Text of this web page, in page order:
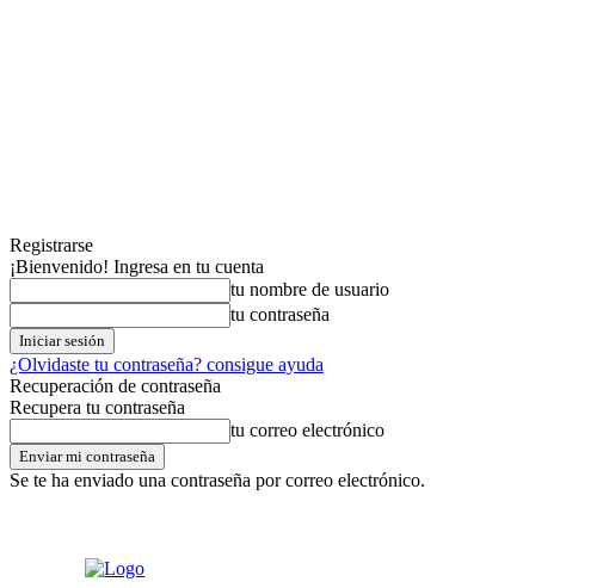
Registrarse
¡Bienvenido! Ingresa en tu cuenta
tu nombre de usuario
tu contraseña
¿Olvidaste tu contraseña? consigue ayuda
Recuperación de contraseña
Recupera tu contraseña
tu correo electrónico
Se te ha enviado una contraseña por correo electrónico.